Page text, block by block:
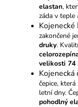
elastan,
záda v teple
Kojenecké
zakončené
druky.
velikosti 74
Kojenecká
čepice,
letní dny.
pohodlný